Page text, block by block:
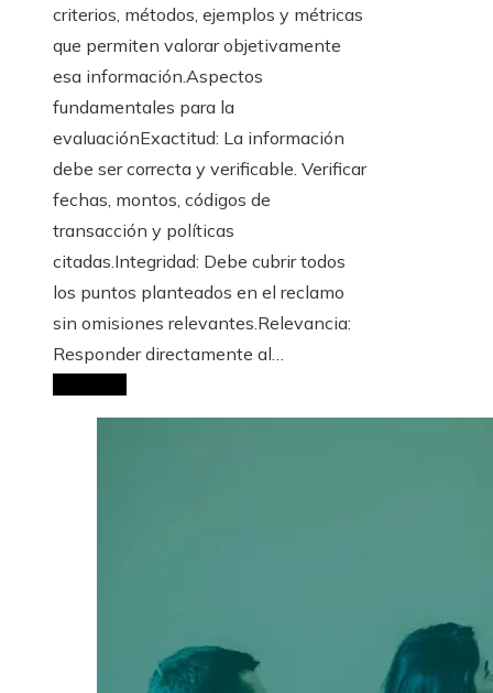
criterios, métodos, ejemplos y métricas
que permiten valorar objetivamente
esa información.Aspectos
fundamentales para la
evaluaciónExactitud: La información
debe ser correcta y verificable. Verificar
fechas, montos, códigos de
transacción y políticas
citadas.Integridad: Debe cubrir todos
los puntos planteados en el reclamo
sin omisiones relevantes.Relevancia:
Responder directamente al…